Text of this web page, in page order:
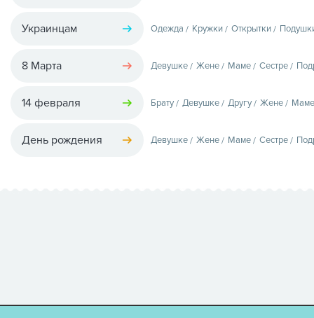
Украинцам Одежда Кружки Открытки
8 Марта Девушке Жене Маме Сестре
14 февраля Брату Девушке Другу Жене Маме
День рождения Девушке Жене Маме Сестре